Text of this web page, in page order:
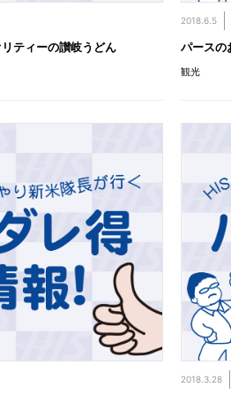
ティーの讃岐うどん
2018.6.5
パースの
観光
2018.3.28